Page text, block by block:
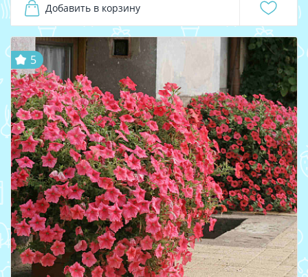
Добавить в корзину
5